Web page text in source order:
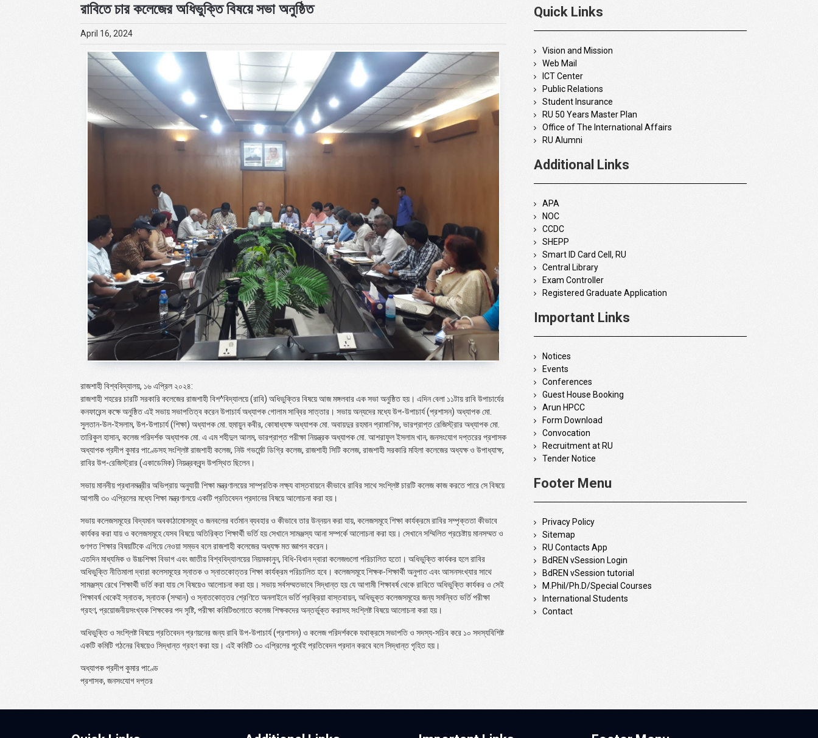
রাবিতে চার কলেজের অধিভুক্তি বিষয়ে সভা অনুষ্ঠিত
April 16, 2024
রাজশাহী বিশ্ববিদ্যালয়, ১৬ এপ্রিল ২০২৪:
রাজশাহী শহরের চারটি সরকারি কলেজের রাজশাহী বিশ^বিদ্যালয়ে (রাবি) অধিভুক্তির বিষয়ে আজ মঙ্গলবার এক সভা অনুষ্ঠিত হয়। এদিন বেলা ১১টায় রাবি উপাচার্যের
কনফারেন্স কক্ষে অনুষ্ঠিত এই সভায় সভাপতিত্ব করেন উপাচার্য অধ্যাপক গোলাম সাব্বির সাত্তার। সভায় অন্যদের মধ্যে উপ-উপাচার্য (প্রশাসন) অধ্যাপক মো.
সুলতান-উল-ইসলাম, উপ-উপাচার্য (শিক্ষা) অধ্যাপক মো. হুমায়ুন কবীর, কোষাধ্যক্ষ অধ্যাপক মো. অবায়দুর রহমান প্রামাণিক, ভারপ্রাপ্ত রেজিস্ট্রার অধ্যাপক মো.
তারিকুল হাসান, কলেজ পরিদর্শক অধ্যাপক মো. এ এম শহীদুল আলম, ভারপ্রাপ্ত পরীক্ষা নিয়ন্ত্রক অধ্যাপক মো. আশরাফুল ইসলাম খান, জনসংযোগ দপ্তরের প্রশাসক
অধ্যাপক প্রদীপ কুমার পাণ্ডেসহ সংশ্লিষ্ট রাজশাহী কলেজ, নিউ গভর্মেন্ট ডিগ্রি কলেজ, রাজশাহী সিটি কলেজ, রাজশাহী সরকারি মহিলা কলেজের অধ্যক্ষ ও উপাধ্যাক্ষ,
রাবির উপ-রেজিস্ট্রার (একাডেমিক) নিয়ন্ত্রকবৃন্দ উপস্থিত ছিলেন।
সভায় মাননীয় প্রধানমন্ত্রীর অভিপ্রায় অনুযায়ী শিক্ষা মন্ত্রণালয়ের সাম্প্রতিক লক্ষ্য বাস্তবায়নে কীভাবে রাবির সাথে সংশ্লিষ্ট চারটি কলেজ কাজ করতে পারে সে বিষয়ে
আগামী ৩০ এপ্রিলের মধ্যে শিক্ষা মন্ত্রণালয়ে একটি প্রতিবেদন প্রদানের বিষয়ে আলোচনা করা হয়।
সভায় কলেজসমূহের বিদ্যমান অবকাঠামোসমূহ ও জনবলের বর্তমান ব্যবহার ও কীভাবে তার উন্নয়ন করা যায়, কলেজসমূহে শিক্ষা কার্যক্রমে রাবির সম্পৃক্ততা কীভাবে
কার্যকর করা যায় ও কলেজসমূহে যেসব বিষয়ে অতিরিক্ত শিক্ষার্থী ভর্তি হয় সেখানে সামঞ্জস্য আনা সম্পর্কে আলোচনা করা হয়। সেখানে সম্মিলিত প্রচেষ্টায় মানসম্মত ও
গুণগত শিক্ষার বিষয়টিকে এগিয়ে নেওয়া সম্ভব বলে রাজশাহী কলেজের অধ্যক্ষ মত জ্ঞাপন করেন।
এতদিন মাধ্যমিক ও উচ্চশিক্ষা বিভাগ এবং জাতীয় বিশ্ববিদ্যালয়ের নিয়মকানুন, বিধি-বিধান দ্বারা কলেজগুলো পরিচালিত হতো। অধিভুক্তি কার্যকর হলে রাবির
অধিভুক্তি নীতিমালা দ্বারা কলেসমূহের স্নাতক ও স্নাতকোত্তর শিক্ষা কার্যক্রম পরিচালিত হবে। কলেজসমূহে শিক্ষক-শিক্ষার্থী অনুপাত এবং আসনসংখ্যার সাথে
সামঞ্জস্য রেখে শিক্ষার্থী ভর্তি করা যায় সে বিষয়েও আলোচনা করা হয়। সভায় সর্বসম্মতভাবে সিদ্ধান্ত হয় যে আগামী শিক্ষাবর্ষ থেকে রাবিতে অধিভুক্তি কার্যকর ও সেই
শিক্ষাবর্ষ থেকেই স্নাতক, স্নাতক (সম্মান) ও স্নাতকোত্তর শ্রেণিতে অনলাইনে ভর্তি প্রক্রিয়া বাস্তবায়ন, অধিভুক্ত কলেজসমূহের জন্য সমন্বিত ভর্তি পরীক্ষা
গ্রহণ, প্রয়োজনীয়সংখ্যক শিক্ষকের পদ সৃষ্টি, পরীক্ষা কমিটিগুলোতে কলেজ শিক্ষকদের অন্তর্ভুক্ত করাসহ সংশ্লিষ্ট বিষয়ে আলোচনা করা হয়।
অধিভুক্তি ও সংশ্লিষ্ট বিষয়ে প্রতিবেদন প্রণয়নের জন্য রাবি উপ-উপাচার্য (প্রশাসন) ও কলেজ পরিদর্শককে যথাক্রমে সভাপতি ও সদস্য-সচিব করে ১০ সদস্যবিশিষ্ট
একটি কমিটি গঠনের বিষয়েও সিদ্ধান্ত গ্রহণ করা হয়। এই কমিটি ৩০ এপ্রিলের পূর্বেই প্রতিবেদন প্রদান করবে বলে সিদ্ধান্ত গৃহিত হয়।
অধ্যাপক প্রদীপ কুমার পাণ্ডে
প্রশাসক, জনসংযোগ দপ্তর
Quick Links
Vision and Mission
Web Mail
ICT Center
Public Relations
Student Insurance
RU 50 Years Master Plan
Office of The International Affairs
RU Alumni
Additional Links
APA
NOC
CCDC
SHEPP
Smart ID Card Cell, RU
Central Library
Exam Controller
Registered Graduate Application
Important Links
Notices
Events
Conferences
Guest House Booking
Arun HPCC
Form Download
Convocation
Recruitment at RU
Tender Notice
Footer Menu
Privacy Policy
Sitemap
RU Contacts App
BdREN vSession Login
BdREN vSession tutorial
M.Phil/Ph.D/Special Courses
International Students
Contact